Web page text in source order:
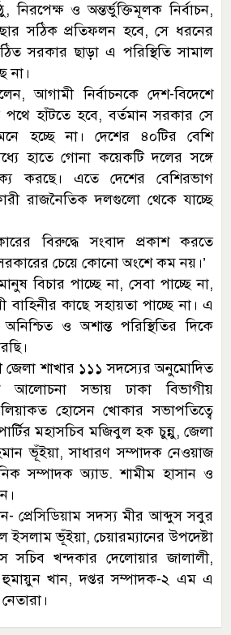
নিরপেক্ষ ও অন্তর্ভুক্তিমূলক নির্বাচন,
সঠিক প্রতিফলন হবে, সে ধরনের
সরকার ছাড়া এ পরিস্থিতি সামাল
না।
আগামী নির্বাচনকে দেশ-বিদেশে
হাঁটতে হবে, বর্তমান সরকার সে
হচ্ছে না। দেশের ৪০টির বেশি
হাতে গোনা কয়েকটি দলের সঙ্গে
করছে। এতে দেশের বেশিরভাগ
রাজনৈতিক দলগুলো থেকে যাচ্ছে
বিরুদ্ধে সংবাদ প্রকাশ করতে
চেয়ে কোনো অংশে কম নয়।’
বিচার পাচ্ছে না, সেবা পাচ্ছে না,
বাহিনীর কাছে সহায়তা পাচ্ছে না। এ
ও অশান্ত পরিস্থিতির দিকে
জেলা শাখার ১১১ সদস্যের অনুমোদিত
আলোচনা সভায় ঢাকা বিভাগীয়
হোসেন খোকার সভাপতিত্বে
মহাসচিব মজিবুল হক চুন্নু, জেলা
ভূঁইয়া, সাধারণ সম্পাদক নেওয়াজ
সম্পাদক অ্যাড. শামীম হাসান ও
প্রেসিডিয়াম সদস্য মীর আব্দুস সবুর
ভূঁইয়া, চেয়ারম্যানের উপদেষ্টা
সচিব খন্দকার দেলোয়ার জালালী,
হুমায়ুন খান, দপ্তর সম্পাদক-২ এম এ